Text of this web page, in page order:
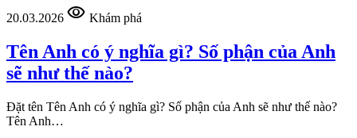
20.03.2026 visibility Khám phá
Tên Anh có ý nghĩa gì? Số phận của Anh
sẽ như thế nào?
Đặt tên Tên Anh có ý nghĩa gì? Số phận của Anh sẽ như thế nào?
Tên Anh…